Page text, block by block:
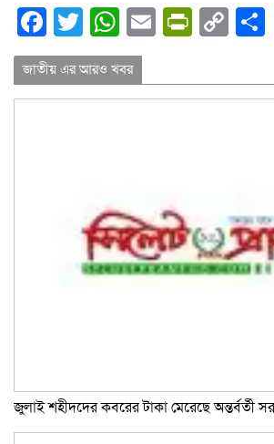
Facebook
Twitter
WhatsApp
Email
জাতীয় এর আরও খবর
জুলাই শহীদদের কবরের টাকা মেরেছে অন্তর্বর্তী